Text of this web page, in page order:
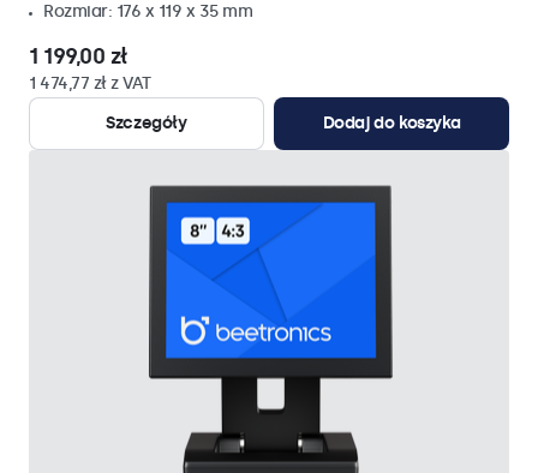
Rozmiar: 176 x 119 x 35 mm
1 199,00 zł
1 474,77 zł z VAT
Szczegóły
Dodaj do koszyka